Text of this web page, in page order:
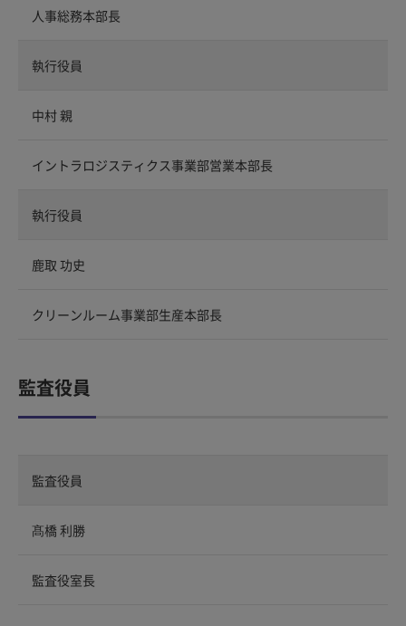
人事総務本部長
執行役員
中村 親
イントラロジスティクス事業部営業本部長
執行役員
鹿取 功史
クリーンルーム事業部生産本部長
監査役員
監査役員
髙橋 利勝
監査役室長